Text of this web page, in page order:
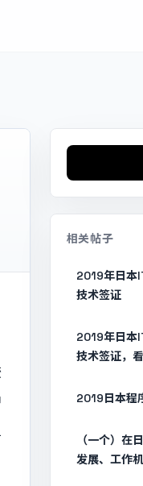
相关帖子
2019年日本
技术签证
2019年日本
技术签证，
2019日本程
（一个）在
发展、工作